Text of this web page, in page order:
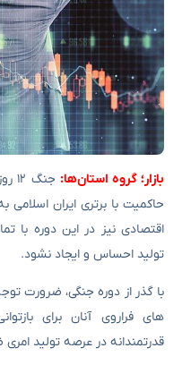
بازار؛ گروه استان‌ها:
حاکمیت با برتری ایران
اقتصادی نیز در این دوره با
تولید احساس و ایجاد نشود.
با گذر از دوره جنگی،
های فراروی آنان برای
قدرتمندانه در عرصه تولید